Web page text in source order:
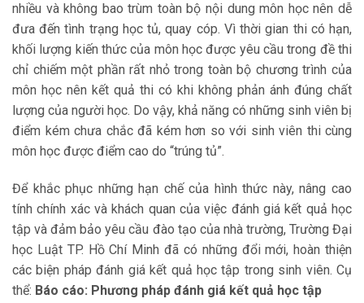
nhiều và không bao trùm toàn bộ nội dung môn học nên dễ
đưa đến tình trạng học tủ, quay cóp. Vì thời gian thi có hạn,
khối lượng kiến thức của môn học được yêu cầu trong đề thi
chỉ chiếm một phần rất nhỏ trong toàn bộ chương trình của
môn học nên kết quả thi có khi không phản ánh đúng chất
lượng của người học. Do vậy, khả năng có những sinh viên bị
điểm kém chưa chắc đã kém hơn so với sinh viên thi cùng
môn học được điểm cao do “trúng tủ”.
Để khắc phục những hạn chế của hình thức này, nâng cao
tính chính xác và khách quan của việc đánh giá kết quả học
tập và đảm bảo yêu cầu đào tạo của nhà trường, Trường Đại
học Luật TP. Hồ Chí Minh đã có những đổi mới, hoàn thiện
các biện pháp đánh giá kết quả học tập trong sinh viên. Cụ
thể: Báo cáo: Phương pháp đánh giá kết quả học tập